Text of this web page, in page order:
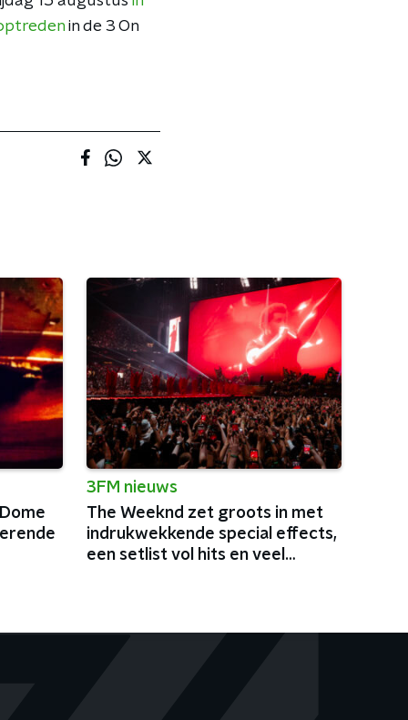
in de 3 On
3FM nieuws
The Weeknd zet groots in met
indrukwekkende special effects,
een setlist vol hits en veel